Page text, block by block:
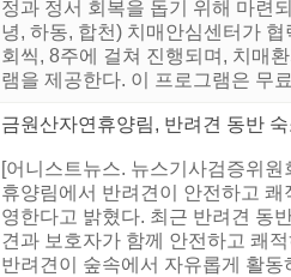
정과 정서 회복을 돕기 위해 마련
녕, 하동, 합천) 치매안심센터가
회씩, 8주에 걸쳐 진행되며, 치매
램을 제공한다. 이 프로그램은 무
금원산자연휴양림, 반려견 동반
[어니스트뉴스. 뉴스기사검증위
휴양림에서 반려견이 안전하고
영한다고 밝혔다. 최근 반려견 동
견과 보호자가 함께 안전하고 쾌
반려견이 숲속에서 자유롭게 활동